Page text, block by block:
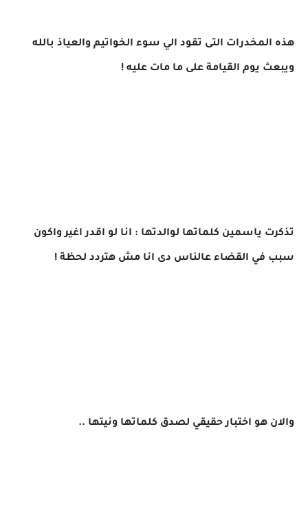
هذه المخدرات التى تقود الي سوء الخواتيم والعياذ بالله
ويبعث يوم القيامة على ما مات عليه !
تذكرت ياسمين كلماتها لوالدتها : انا لو اقدر اغير واكون
سبب في القضاء عالناس دى انا مش هتردد لحظة !
والان هو اختبار حقيقي لصدق كلماتها ونيتها ..